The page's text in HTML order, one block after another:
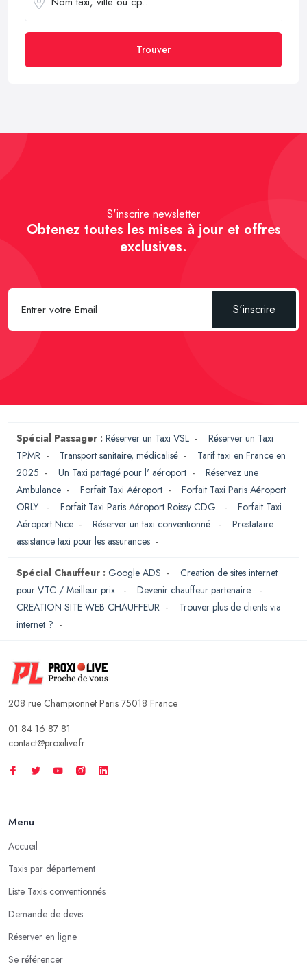
Trouver
S'inscrire newsletter
Obtenez toutes les mises à jour et offres
exclusives.
S'inscrire
Spécial Passager : Réserver un Taxi VSL - Réserver un Taxi
TPMR - Transport sanitaire, médicalisé - Tarif taxi en France en
2025 - Un Taxi partagé pour l' aéroport - Réservez une
Ambulance - Forfait Taxi Aéroport - Forfait Taxi Paris Aéroport
ORLY
- Forfait Taxi Paris Aéroport Roissy CDG - Forfait Taxi
Aéroport Nice - Réserver un taxi conventionné - Prestataire
assistance taxi pour les assurances -
Spécial Chauffeur : Google ADS - Creation de sites internet
pour VTC / Meilleur prix
- Devenir chauffeur partenaire
-
CREATION SITE WEB CHAUFFEUR - Trouver plus de clients via
internet ? -
208 rue Championnet Paris 75018 France
01 84 16 87 81
contact@proxilive.fr
Menu
Accueil
Taxis par département
Liste Taxis conventionnés
Demande de devis
Réserver en ligne
Se référencer